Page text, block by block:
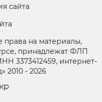
сайта
на материалы,
принадлежат ФЛП
3373412459, интернет-
2010 - 2026